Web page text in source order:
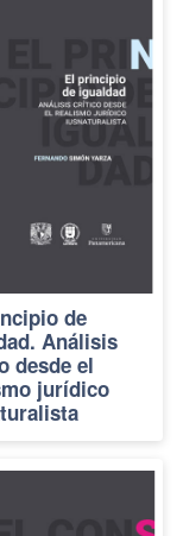
de
Análisis
desde el
jurídico